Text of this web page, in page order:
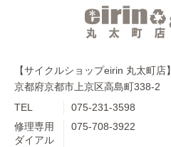
【サイクルショップeirin 丸太町店】
京都府京都市上京区高島町338-2
TEL
075-231-3598
修理専用
ダイアル
075-708-3922